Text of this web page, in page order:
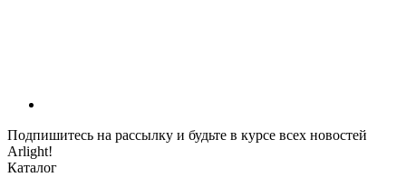
Подпишитесь на рассылку и будьте в курсе всех новостей
Arlight!
Каталог